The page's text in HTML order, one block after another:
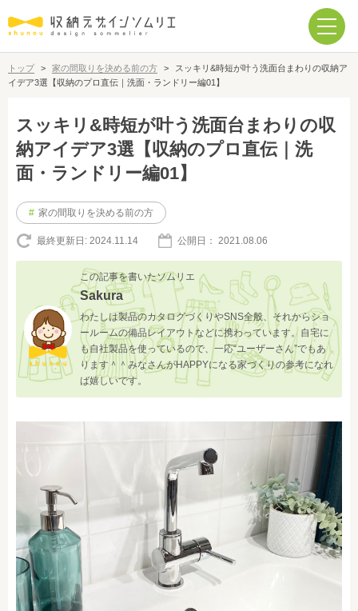
トップ > 家の間取りを決める前の方 >
スッキリ&時短が叶う洗面台まわりの収納ア
イデア3選【収納のプロ直伝｜洗面・ランドリー編01】
スッキリ&時短が叶う洗面台まわりの収
納アイデア3選【収納のプロ直伝｜洗
面・ランドリー編01】
# 家の間取りを決める前の方
最終更新日: 2024.11.14 公開日： 2021.08.06
この記事を書いたソムリエ
Sakura
わたしは製品のカタログづくりやSNS全般、それからショ
ールームの備品レイアウトなどに携わっています。自宅に
も自社製品を使っているので、一応“ユーザーさん”でもあ
ります＾＾みなさんがHAPPYになる家づくりの参考になれ
ば嬉しいです。